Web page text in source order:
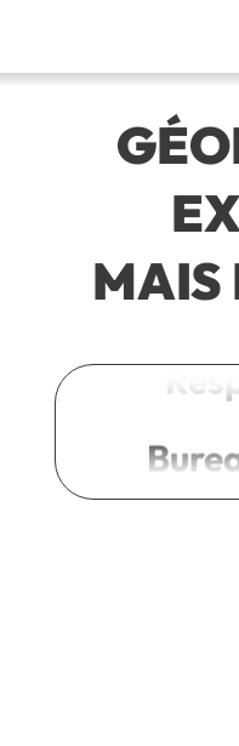
MAIS
A